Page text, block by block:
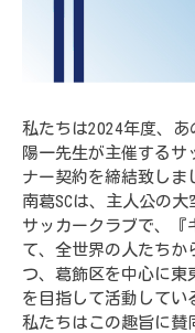
私たちは2024年度、
陽一先生が主催するサ
ナー契約を締結致しま
南葛SCは、主人公の
サッカークラブで、『
て、全世界の人たちか
つ、葛飾区を中心に東
を目指して活動してい
私たちはこの趣旨に賛